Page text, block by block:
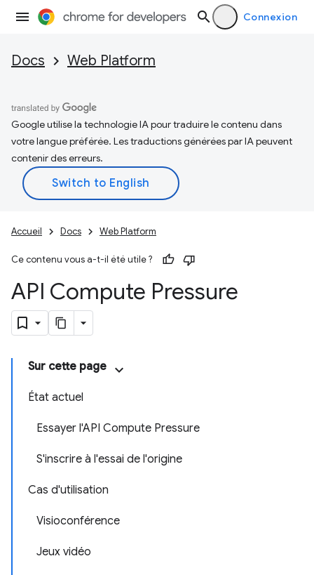
Connexion
Docs Web Platform
Google utilise la technologie IA pour traduire le contenu dans
votre langue préférée. Les traductions générées par IA peuvent
contenir des erreurs.
Accueil Docs Web Platform
Ce contenu vous a-t-il été utile ?
API Compute Pressure
Sur cette page
État actuel
Essayer l'API Compute Pressure
S'inscrire à l'essai de l'origine
Cas d'utilisation
Visioconférence
Jeux vidéo